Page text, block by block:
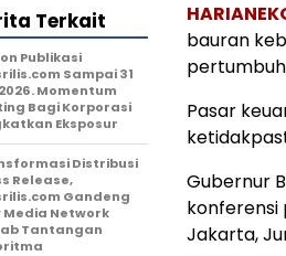
bauran
Pasar
Gubernur
konferensi
Jakarta,
Terkait
Publikasi
Sampai 31
Momentum
Bagi Korporasi
Eksposur
Distribusi
Release,
Gandeng
Media Network
Tantangan